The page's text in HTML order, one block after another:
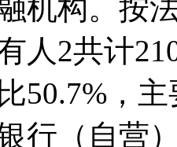
机构。按
人2共计
50.7%，
行（自营